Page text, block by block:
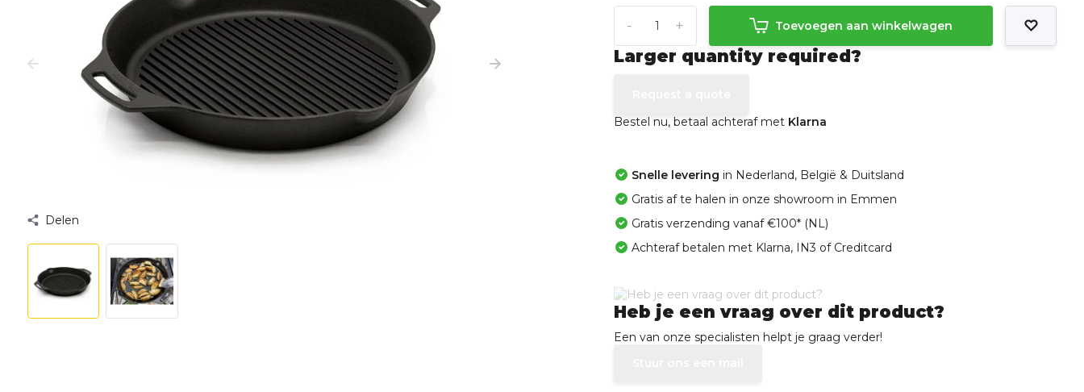
Delen
+
- Toevoegen aan winkelwagen
Larger quantity required?
Bestel nu, betaal achteraf met Klarna
Snelle levering in Nederland, België & Duitsland
Gratis af te halen in onze showroom in Emmen
Gratis verzending vanaf €100* (NL)
Achteraf betalen met Klarna, IN3 of Creditcard
Heb je een vraag over dit product?
Een van onze specialisten helpt je graag verder!